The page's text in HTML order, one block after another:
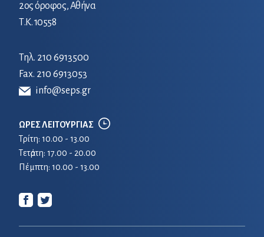
2ος όροφος, Αθήνα
Τ.Κ. 10558
Τηλ. 210 6913500
Fax. 210 6913053
info@seps.gr
ΩΡΕΣ ΛΕΙΤΟΥΡΓΙΑΣ
Τρίτη: 10.00 - 13.00
Τετἀρτη: 17.00 - 20.00
Πέμπτη: 10.00 - 13.00